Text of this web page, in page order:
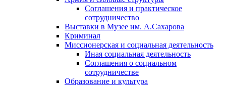
Соглашения и практическое
сотрудничество
Выставки в Музее им. А.Сахарова
Криминал
Миссионерская и социальная деятельность
Иная социальная деятельность
Соглашения о социальном
сотрудничестве
Образование и культура